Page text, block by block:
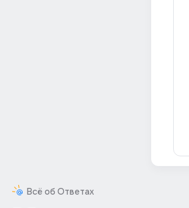
Всё об Ответах